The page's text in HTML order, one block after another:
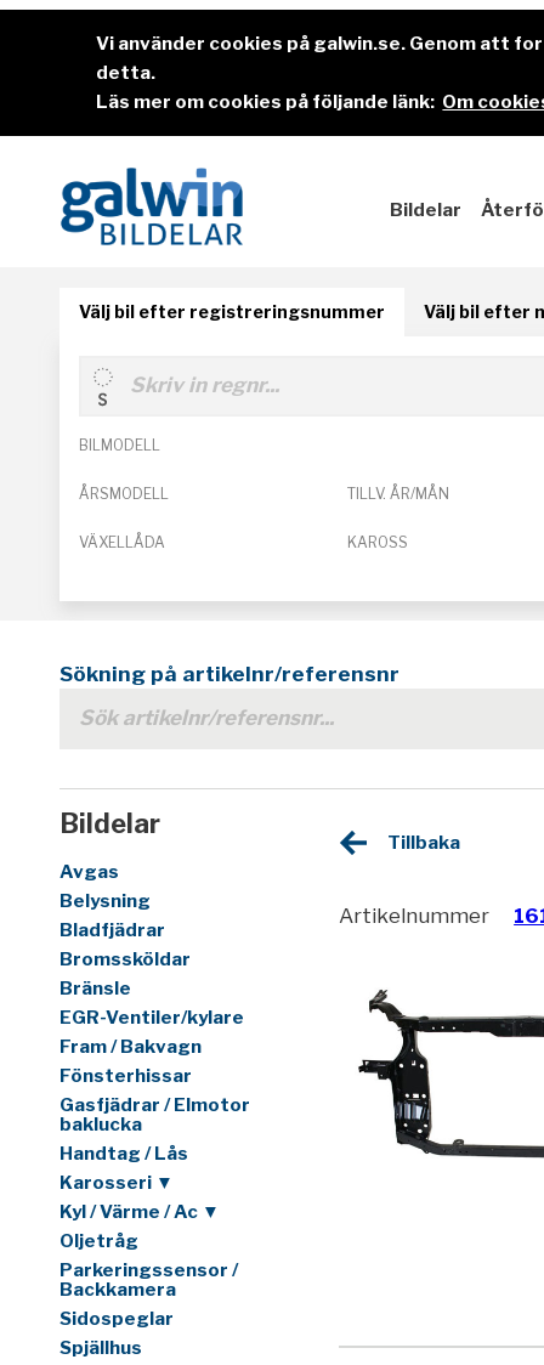
Vi använder cookies på galwin.se. Genom att
detta.
Läs mer om cookies på följande länk: Om
Bildelar
Välj bil efter registreringsnummer Välj bil efter
BILMODELL
ÅRSMODELL TILLV. ÅR/MÅN
VÄXELLÅDA KAROSS
Sökning på artikelnr/referensnr
Bildelar
Avgas
Belysning
Bladfjädrar
Bromssköldar
Bränsle
EGR-Ventiler/kylare
Fram / Bakvagn
Fönsterhissar
Gasfjädrar / Elmotor
baklucka
Handtag / Lås
Karosseri ▼
Kyl / Värme / Ac ▼
Oljetråg
Parkeringssensor /
Backkamera
Sidospeglar
Spjällhus
Tillbaka
Artikelnummer